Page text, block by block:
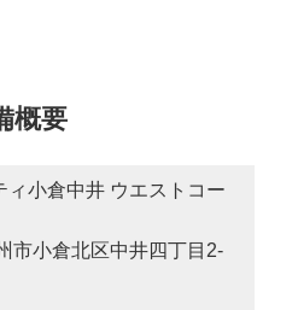
概要
小倉中井 ウエストコー
市小倉北区中井四丁目2-